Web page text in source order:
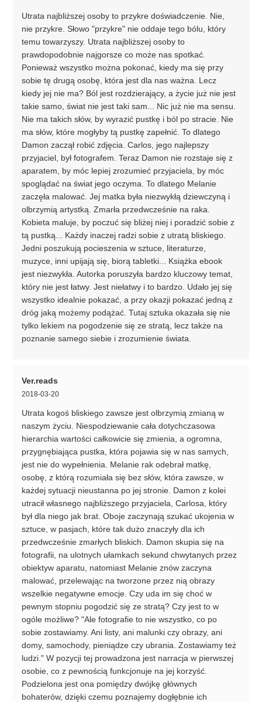
Utrata najbliższej osoby to przykre doświadczenie. Nie,
nie przykre. Słowo "przykre" nie oddaje tego bólu, który
temu towarzyszy. Utrata najbliższej osoby to
prawdopodobnie najgorsze co może nas spotkać.
Ponieważ wszystko można pokonać, kiedy ma się przy
sobie tę drugą osobę, która jest dla nas ważna. Lecz
kiedy jej nie ma? Ból jest rozdzierający, a życie już nie jest
takie samo, świat nie jest taki sam... Nic już nie ma sensu.
Nie ma takich słów, by wyrazić pustkę i ból po stracie. Nie
ma słów, które mogłyby tą pustkę zapełnić. To dlatego
Damon zaczął robić zdjęcia. Carlos, jego najlepszy
przyjaciel, był fotografem. Teraz Damon nie rozstaje się z
aparatem, by móc lepiej zrozumieć przyjaciela, by móc
spoglądać na świat jego oczyma. To dlatego Melanie
zaczęła malować. Jej matka była niezwykłą dziewczyną i
olbrzymią artystką. Zmarła przedwcześnie na raka.
Kobieta maluje, by poczuć się bliżej niej i poradzić sobie z
tą pustką... Każdy inaczej radzi sobie z utratą bliskiego.
Jedni poszukują pocieszenia w sztuce, literaturze,
muzyce, inni upijają się, biorą tabletki... Książka ebook
jest niezwykła. Autorka poruszyła bardzo kluczowy temat,
który nie jest łatwy. Jest niełatwy i to bardzo. Udało jej się
wszystko idealnie pokazać, a przy okazji pokazać jedną z
dróg jaką możemy podążać. Tutaj sztuka okazała się nie
tylko lekiem na pogodzenie się ze stratą, lecz także na
poznanie samego siebie i zrozumienie świata.
Ver.reads
2018-03-20
Utrata kogoś bliskiego zawsze jest olbrzymią zmianą w
naszym życiu. Niespodziewanie cała dotychczasowa
hierarchia wartości całkowicie się zmienia, a ogromna,
przygnębiająca pustka, która pojawia się w nas samych,
jest nie do wypełnienia. Melanie rak odebrał matkę,
osobę, z którą rozumiała się bez słów, która zawsze, w
każdej sytuacji nieustanna po jej stronie. Damon z kolei
utracił własnego najbliższego przyjaciela, Carlosa, który
był dla niego jak brat. Oboje zaczynają szukać ukojenia w
sztuce, w pasjach, które tak dużo znaczyły dla ich
przedwcześnie zmarłych bliskich. Damon skupia się na
fotografii, na ulotnych ułamkach sekund chwytanych przez
obiektyw aparatu, natomiast Melanie znów zaczyna
malować, przelewając na tworzone przez nią obrazy
wszelkie negatywne emocje. Czy uda im się choć w
pewnym stopniu pogodzić się ze stratą? Czy jest to w
ogóle możliwe? "Ale fotografie to nie wszystko, co po
sobie zostawiamy. Ani listy, ani malunki czy obrazy, ani
domy, samochody, pieniądze czy ubrania. Zostawiamy też
ludzi." W pozycji tej prowadzona jest narracja w pierwszej
osobie, co z pewnością funkcjonuje na jej korzyść.
Podzielona jest ona pomiędzy dwójkę głównych
bohaterów, dzięki czemu poznajemy dogłębnie ich